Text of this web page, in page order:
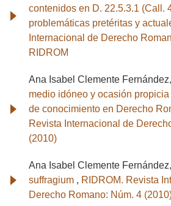
contenidos en D. 22.5.3.1 (Call.
problemáticas pretéritas y
Internacional de Derecho
RIDROM
Ana Isabel Clemente Fernández,
medio idóneo y ocasión
de conocimiento en Derecho
Revista Internacional de
(2010)
Ana Isabel Clemente Fernández,
suffragium , RIDROM. Revista
Derecho Romano: Núm. 4